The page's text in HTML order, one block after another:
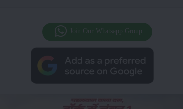
Join Our Whatsapp Group